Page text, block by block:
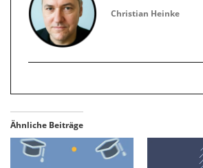
Christian Heinke
Ähnliche Beiträge